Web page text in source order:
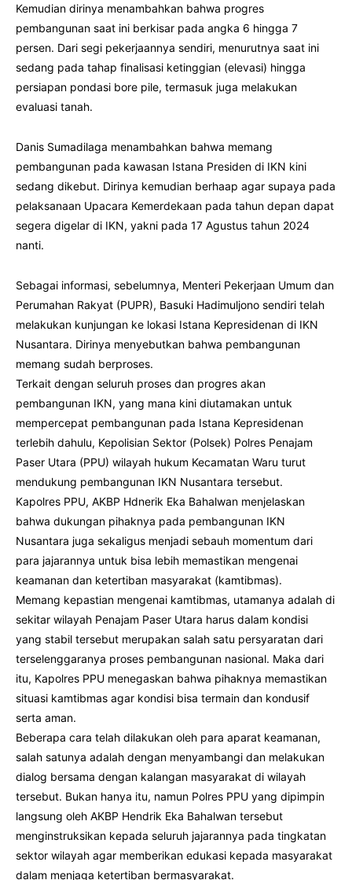
Kemudian dirinya menambahkan bahwa progres
pembangunan saat ini berkisar pada angka 6 hingga 7
persen. Dari segi pekerjaannya sendiri, menurutnya saat ini
sedang pada tahap finalisasi ketinggian (elevasi) hingga
persiapan pondasi bore pile, termasuk juga melakukan
evaluasi tanah.
Danis Sumadilaga menambahkan bahwa memang
pembangunan pada kawasan Istana Presiden di IKN kini
sedang dikebut. Dirinya kemudian berhaap agar supaya pada
pelaksanaan Upacara Kemerdekaan pada tahun depan dapat
segera digelar di IKN, yakni pada 17 Agustus tahun 2024
nanti.
Sebagai informasi, sebelumnya, Menteri Pekerjaan Umum dan
Perumahan Rakyat (PUPR), Basuki Hadimuljono sendiri telah
melakukan kunjungan ke lokasi Istana Kepresidenan di IKN
Nusantara. Dirinya menyebutkan bahwa pembangunan
memang sudah berproses.
Terkait dengan seluruh proses dan progres akan
pembangunan IKN, yang mana kini diutamakan untuk
mempercepat pembangunan pada Istana Kepresidenan
terlebih dahulu, Kepolisian Sektor (Polsek) Polres Penajam
Paser Utara (PPU) wilayah hukum Kecamatan Waru turut
mendukung pembangunan IKN Nusantara tersebut.
Kapolres PPU, AKBP Hdnerik Eka Bahalwan menjelaskan
bahwa dukungan pihaknya pada pembangunan IKN
Nusantara juga sekaligus menjadi sebauh momentum dari
para jajarannya untuk bisa lebih memastikan mengenai
keamanan dan ketertiban masyarakat (kamtibmas).
Memang kepastian mengenai kamtibmas, utamanya adalah di
sekitar wilayah Penajam Paser Utara harus dalam kondisi
yang stabil tersebut merupakan salah satu persyaratan dari
terselenggaranya proses pembangunan nasional. Maka dari
itu, Kapolres PPU menegaskan bahwa pihaknya memastikan
situasi kamtibmas agar kondisi bisa termain dan kondusif
serta aman.
Beberapa cara telah dilakukan oleh para aparat keamanan,
salah satunya adalah dengan menyambangi dan melakukan
dialog bersama dengan kalangan masyarakat di wilayah
tersebut. Bukan hanya itu, namun Polres PPU yang dipimpin
langsung oleh AKBP Hendrik Eka Bahalwan tersebut
menginstruksikan kepada seluruh jajarannya pada tingkatan
sektor wilayah agar memberikan edukasi kepada masyarakat
dalam menjaga ketertiban bermasyarakat.